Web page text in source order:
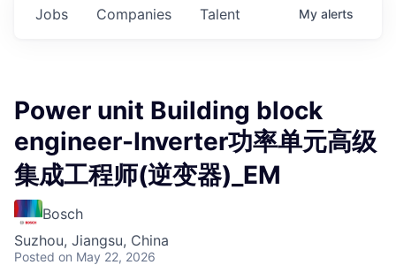
Jobs Companies Talent My alerts
Power unit Building block
engineer-Inverter功率单元高级
集成工程师(逆变器)_EM
Bosch
Suzhou, Jiangsu, China
Posted on May 22, 2026